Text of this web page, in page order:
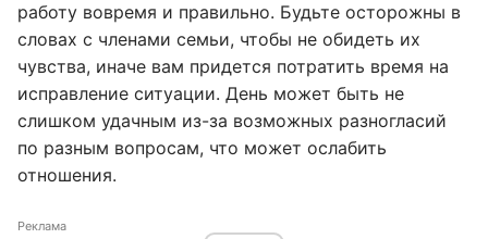
работу вовремя и правильно. Будьте осторожны в
словах с членами семьи, чтобы не обидеть их
чувства, иначе вам придется потратить время на
исправление ситуации. День может быть не
слишком удачным из-за возможных разногласий
по разным вопросам, что может ослабить
отношения.
Реклама